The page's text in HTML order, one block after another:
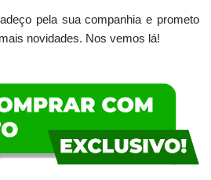
pela sua companhia e prometo
novidades. Nos vemos lá!